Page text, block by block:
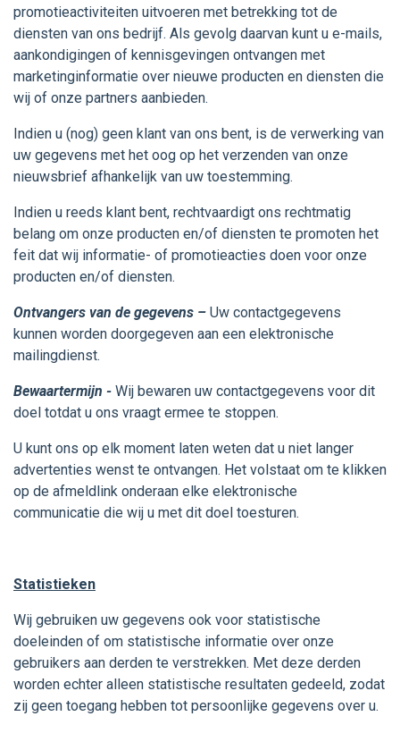
promotieactiviteiten uitvoeren met betrekking tot de
diensten van ons bedrijf. Als gevolg daarvan kunt u e-mails,
aankondigingen of kennisgevingen ontvangen met
marketinginformatie over nieuwe producten en diensten die
wij of onze partners aanbieden.
Indien u (nog) geen klant van ons bent, is de verwerking van
uw gegevens met het oog op het verzenden van onze
nieuwsbrief afhankelijk van uw toestemming.
Indien u reeds klant bent, rechtvaardigt ons rechtmatig
belang om onze producten en/of diensten te promoten het
feit dat wij informatie- of promotieacties doen voor onze
producten en/of diensten.
Ontvangers van de gegevens – Uw contactgegevens
kunnen worden doorgegeven aan een elektronische
mailingdienst.
Bewaartermijn - Wij bewaren uw contactgegevens voor dit
doel totdat u ons vraagt ermee te stoppen.
U kunt ons op elk moment laten weten dat u niet langer
advertenties wenst te ontvangen. Het volstaat om te klikken
op de afmeldlink onderaan elke elektronische
communicatie die wij u met dit doel toesturen.
Statistieken
Wij gebruiken uw gegevens ook voor statistische
doeleinden of om statistische informatie over onze
gebruikers aan derden te verstrekken. Met deze derden
worden echter alleen statistische resultaten gedeeld, zodat
zij geen toegang hebben tot persoonlijke gegevens over u.